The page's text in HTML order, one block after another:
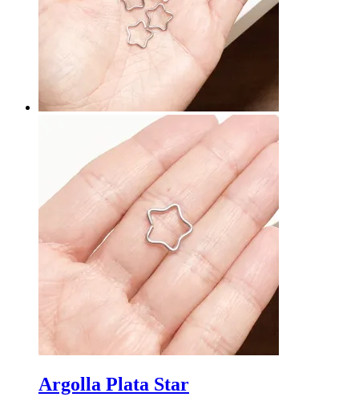
Argolla Plata Star